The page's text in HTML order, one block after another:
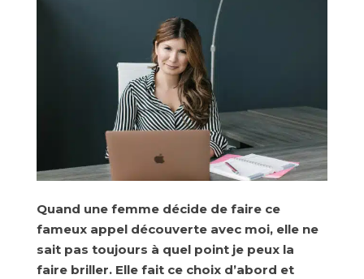
Quand une femme décide de faire ce
fameux appel découverte avec moi, elle ne
sait pas toujours à quel point je peux la
faire briller. Elle fait ce choix d’abord et